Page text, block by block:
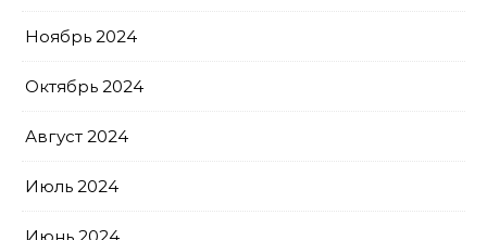
Ноябрь 2024
Октябрь 2024
Август 2024
Июль 2024